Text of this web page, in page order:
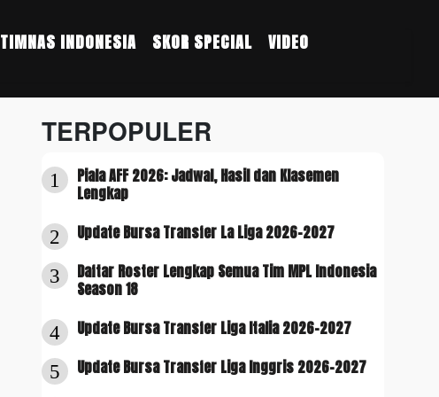
TIMNAS INDONESIA SKOR SPECIAL VIDEO
TERPOPULER
1
Piala AFF 2026: Jadwal, Hasil dan Klasemen
Lengkap
2 Update Bursa Transfer La Liga 2026-2027
3
Daftar Roster Lengkap Semua Tim MPL Indonesia
Season 18
4 Update Bursa Transfer Liga Italia 2026-2027
5 Update Bursa Transfer Liga Inggris 2026-2027